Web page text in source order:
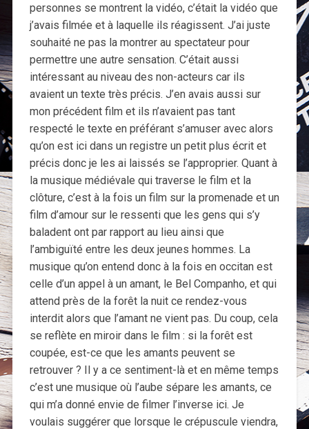
personnes se montrent la vidéo, c’était la vidéo que
j’avais filmée et à laquelle ils réagissent. J’ai juste
souhaité ne pas la montrer au spectateur pour
permettre une autre sensation. C’était aussi
intéressant au niveau des non-acteurs car ils
avaient un texte très précis. J’en avais aussi sur
mon précédent film et ils n’avaient pas tant
respecté le texte en préférant s’amuser avec alors
qu’on est ici dans un registre un petit plus écrit et
précis donc je les ai laissés se l’approprier. Quant à
la musique médiévale qui traverse le film et la
clôture, c’est à la fois un film sur la promenade et un
film d’amour sur le ressenti que les gens qui s’y
baladent ont par rapport au lieu ainsi que
l’ambiguïté entre les deux jeunes hommes. La
musique qu’on entend donc à la fois en occitan est
celle d’un appel à un amant, le Bel Companho, et qui
attend près de la forêt la nuit ce rendez-vous
interdit alors que l’amant ne vient pas. Du coup, cela
se reflète en miroir dans le film : si la forêt est
coupée, est-ce que les amants peuvent se
retrouver ? Il y a ce sentiment-là et en même temps
c’est une musique où l’aube sépare les amants, ce
qui m’a donné envie de filmer l’inverse ici. Je
voulais suggérer que lorsque le crépuscule viendra,